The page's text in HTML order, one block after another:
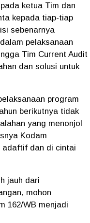
ketua Tim dan
kepada tiap-tiap
sebenarnya
pelaksanaan
Tim Current Audit
dan solusi untuk
program
berikutnya tidak
yang menonjol
Kodam
adaftif dan di cintai
jauh dari
mohon
162/WB menjadi